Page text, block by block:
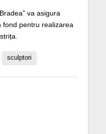
va asigura
fond pentru realizarea
sculptori